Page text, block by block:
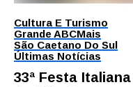
Cultura E Turismo
Grande ABCMais
São Caetano Do Sul
Últimas Notícias
33ª Festa Italiana